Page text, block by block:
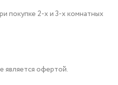
покупке 2-х и 3-х комнатных
является офертой.